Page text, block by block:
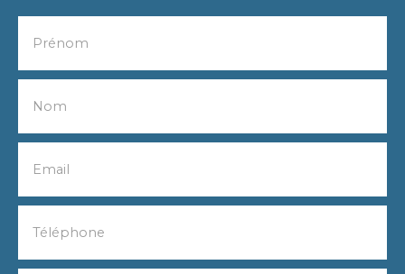
Prénom
Nom
Email
Téléphone